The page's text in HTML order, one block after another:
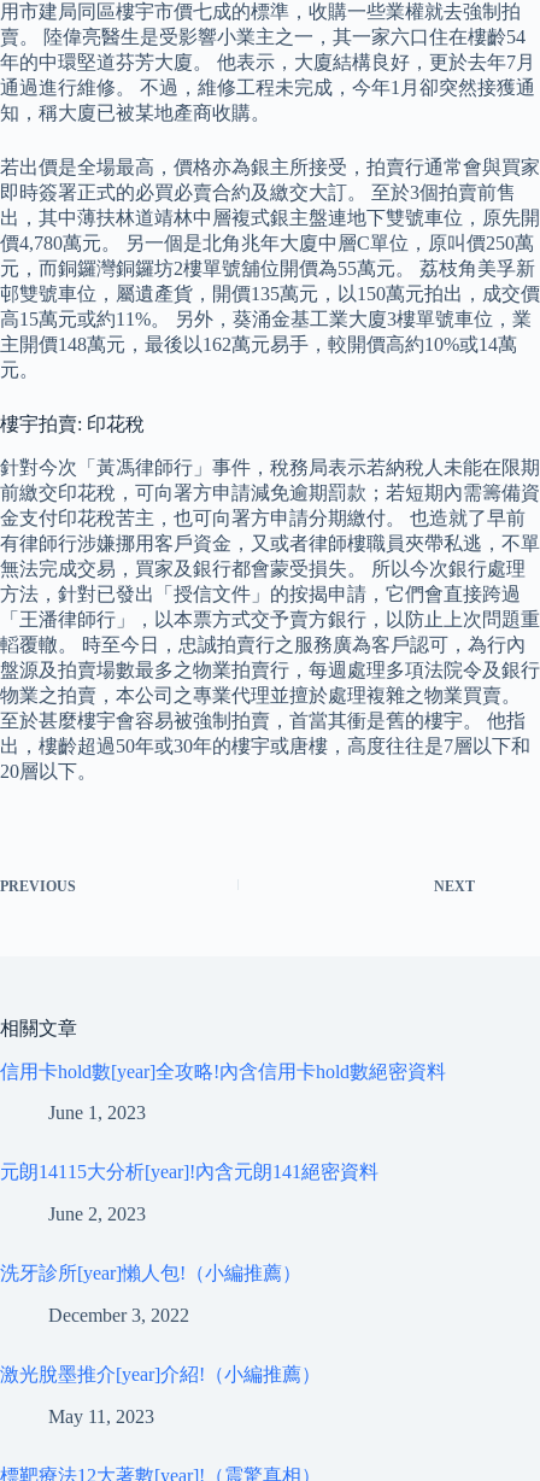
用市建局同區樓宇市價七成的標準，收購一些業權就去強制拍
賣。 陸偉亮醫生是受影響小業主之一，其一家六口住在樓齡54
年的中環堅道芬芳大廈。 他表示，大廈結構良好，更於去年7月
通過進行維修。 不過，維修工程未完成，今年1月卻突然接獲通
知，稱大廈已被某地產商收購。
若出價是全場最高，價格亦為銀主所接受，拍賣行通常會與買家
即時簽署正式的必買必賣合約及繳交大訂。 至於3個拍賣前售
出，其中薄扶林道靖林中層複式銀主盤連地下雙號車位，原先開
價4,780萬元。 另一個是北角兆年大廈中層C單位，原叫價250萬
元，而銅鑼灣銅鑼坊2樓單號舖位開價為55萬元。 荔枝角美孚新
邨雙號車位，屬遺產貨，開價135萬元，以150萬元拍出，成交價
高15萬元或約11%。 另外，葵涌金基工業大廈3樓單號車位，業
主開價148萬元，最後以162萬元易手，較開價高約10%或14萬
元。
樓宇拍賣: 印花稅
針對今次「黃馮律師行」事件，稅務局表示若納稅人未能在限期
前繳交印花稅，可向署方申請減免逾期罰款；若短期內需籌備資
金支付印花稅苦主，也可向署方申請分期繳付。 也造就了早前
有律師行涉嫌挪用客戶資金，又或者律師樓職員夾帶私逃，不單
無法完成交易，買家及銀行都會蒙受損失。 所以今次銀行處理
方法，針對已發出「授信文件」的按揭申請，它們會直接跨過
「王潘律師行」，以本票方式交予賣方銀行，以防止上次問題重
轁覆轍。 時至今日，忠誠拍賣行之服務廣為客戶認可，為行內
盤源及拍賣場數最多之物業拍賣行，每週處理多項法院令及銀行
物業之拍賣，本公司之專業代理並擅於處理複雜之物業買賣。
至於甚麼樓宇會容易被強制拍賣，首當其衝是舊的樓宇。 他指
出，樓齡超過50年或30年的樓宇或唐樓，高度往往是7層以下和
20層以下。
PREVIOUS NEXT
相關文章
信用卡hold數[year]全攻略!內含信用卡hold數絕密資料
June 1, 2023
元朗14115大分析[year]!內含元朗141絕密資料
June 2, 2023
洗牙診所[year]懶人包!（小編推薦）
December 3, 2022
激光脫墨推介[year]介紹!（小編推薦）
May 11, 2023
標靶療法12大著數[year]!（震驚真相）